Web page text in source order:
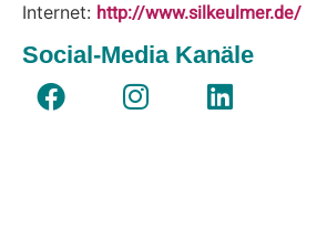
Internet: http://www.silkeulmer.de/
Social-Media Kanäle